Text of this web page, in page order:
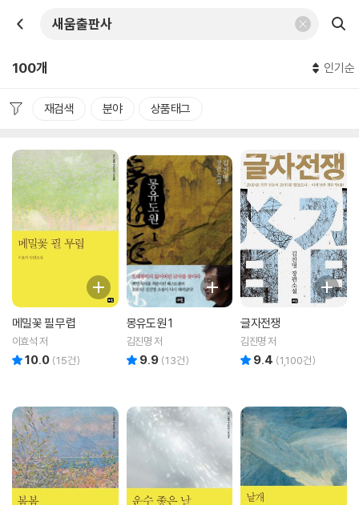
100개 인기순
재검색 분야 상품태그
메밀꽃 필 무렵
이효석 저
10.0 (15건)
몽유도원 1
김진명 저
9.9 (13건)
글자전쟁
김진명 저
9.4 (1,100건)